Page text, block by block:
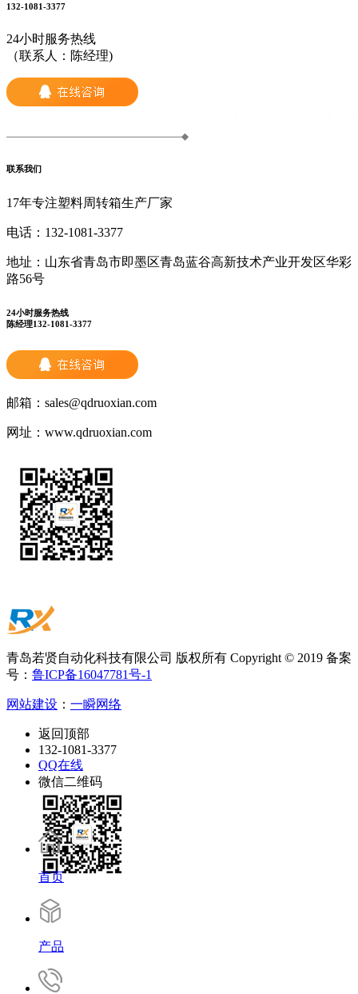
132-1081-3377
24小时服务热线
（联系人：陈经理)
联系我们
17年专注塑料周转箱生产厂家
电话： 132-1081-3377
地址： 山东省青岛市即墨区青岛蓝谷高新技术产业开发区华彩
路56号
24小时服务热线
陈经理132-1081-3377
邮箱： sales@qdruoxian.com
网址： www.qdruoxian.com
青岛若贤自动化科技有限公司 版权所有 Copyright © 2019 备案
号： 鲁ICP备16047781号-1
网站建设 ： 一瞬网络
返回顶部
132-1081-3377
QQ在线
微信二维码
首页
产品